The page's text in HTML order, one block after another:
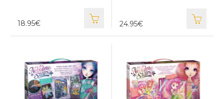
18.95€ 24.95€